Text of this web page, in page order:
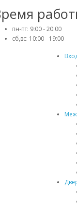
пн-пт: 9:00 - 20:00
сб,вс: 10:00 - 19:00